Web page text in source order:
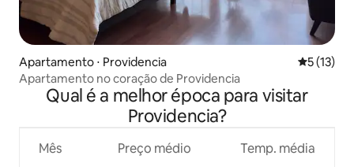
Apartamento ⋅ Providencia 5 de uma
5 (13)
Apartamento no coração de Providencia
Qual é a melhor época para visitar
Providencia?
Mês Preço médio Temp. média